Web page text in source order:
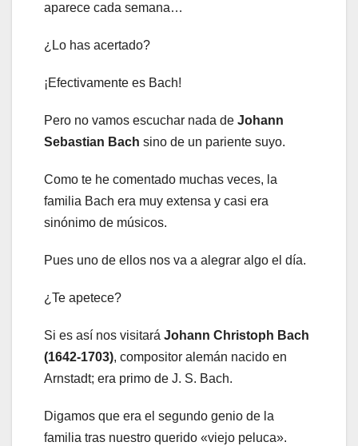
aparece cada semana…
¿Lo has acertado?
¡Efectivamente es Bach!
Pero no vamos escuchar nada de Johann
Sebastian Bach sino de un pariente suyo.
Como te he comentado muchas veces, la
familia Bach era muy extensa y casi era
sinónimo de músicos.
Pues uno de ellos nos va a alegrar algo el día.
¿Te apetece?
Si es así nos visitará Johann Christoph Bach
(1642-1703), compositor alemán nacido en
Arnstadt; era primo de J. S. Bach.
Digamos que era el segundo genio de la
familia tras nuestro querido «viejo peluca».